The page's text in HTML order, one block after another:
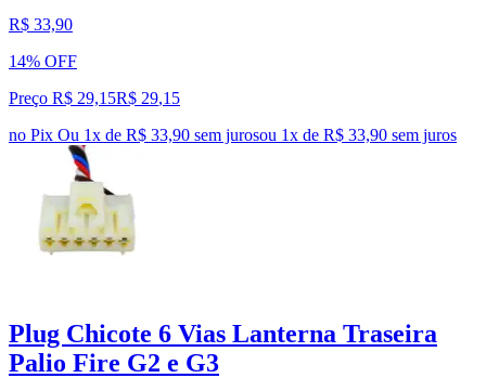
R$ 33,90
14% OFF
Preço R$ 29,15R$ 29,15
no Pix Ou 1x de R$ 33,90 sem jurosou 1x de R$ 33,90 sem juros
Plug Chicote 6 Vias Lanterna Traseira
Palio Fire G2 e G3